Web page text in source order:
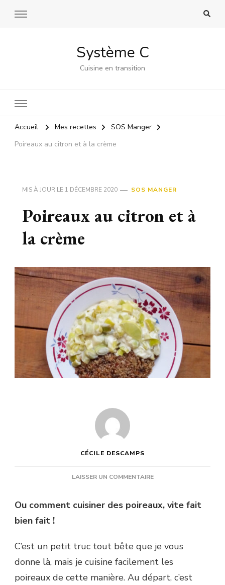
Système C
Cuisine en transition
Accueil Mes recettes
SOS Manger
Poireaux au citron et à la crème
MIS À JOUR LE 1 DÉCEMBRE 2020 SOS MANGER
Poireaux au citron et à
la crème
CÉCILE DESCAMPS
LAISSER UN COMMENTAIRESUR
CITRON
CRÈME
Ou comment cuisiner des poireaux, vite fait
bien fait !
C’est un petit truc tout bête que je vous
donne là, mais je cuisine facilement les
poireaux de cette manière. Au départ, c’est